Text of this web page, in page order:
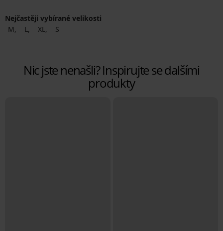
Nejčastěji vybírané velikosti
M
L XL S
Nic jste nenašli? Inspirujte se dalšími
produkty